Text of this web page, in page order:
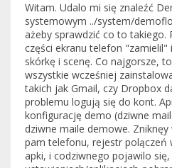
Witam. Udalo mi się znaleźć
systemowym ../system/
ażeby sprawdzić co to takiego.
części ekranu telefon "zamielil"
skórkę i scenę. Co najgorsze,
wszystkie wcześniej
takich jak Gmail, czy Dropbox
problemu logują się do kont.
konfigurację demo (dziwne
dziwne maile demowe.
pam telefonu, rejestr polączeń
apki, i codziwnego pojawilo